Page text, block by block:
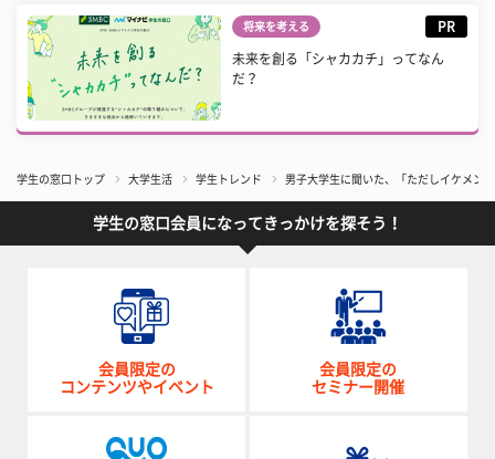
将来を考える PR
未来を創る「シャカカチ」ってなん
だ？
学生の窓口トップ 大学生活 学生トレンド 男子大学生に聞いた、「ただしイケメン
学生の窓口会員になってきっかけを探そう！
会員限定の
コンテンツやイベント
会員限定の
セミナー開催